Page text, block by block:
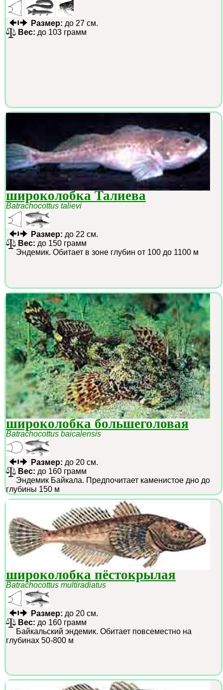
Размер: до 27 см.
Вес: до 103 грамм
широколобка Талиева
Batrachocottus talievi
Размер: до 22 см.
Вес: до 150 грамм
Эндемик. Обитает в зоне глубин от 100 до 1100 м
широколобка большеголовая
Batrachocottus baicalensis
Размер: до 20 см.
Вес: до 160 грамм
Эндемик Байкала. Предпочитает каменистое дно до
глубины 150 м
широколобка пёстокрылая
Batrachocottus multiradiatus
Размер: до 20 см.
Вес: до 160 грамм
Байкальский эндемик. Обитает повсеместно на
глубинах 50-800 м